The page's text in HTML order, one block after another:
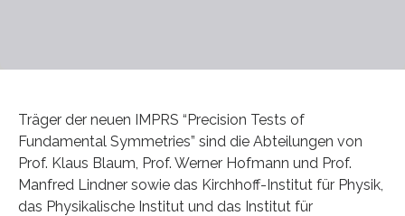
Träger der neuen IMPRS “Precision Tests of
Fundamental Symmetries” sind die Abteilungen von
Prof. Klaus Blaum, Prof. Werner Hofmann und Prof.
Manfred Lindner sowie das Kirchhoff-Institut für Physik,
das Physikalische Institut und das Institut für